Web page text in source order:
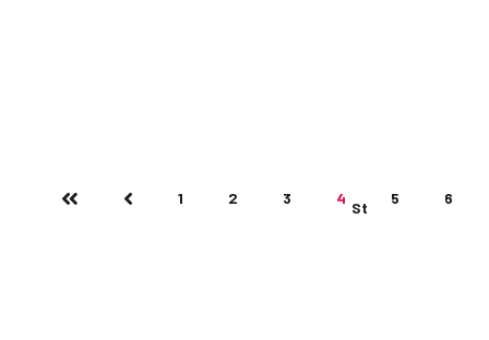
Strana 4 z 13
1 2 3 4 5 6